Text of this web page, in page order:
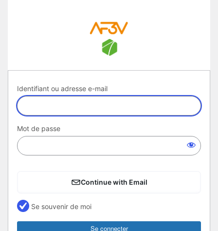
Identifiant ou adresse e-mail
Mot de passe
Continue with Email
Se souvenir de moi